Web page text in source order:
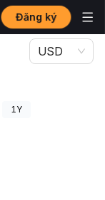
Đăng ký
USD
1Y